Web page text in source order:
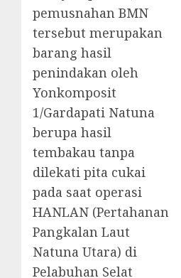
pemusnahan BMN
tersebut merupakan
barang hasil
penindakan oleh
Yonkomposit
1/Gardapati Natuna
berupa hasil
tembakau tanpa
dilekati pita cukai
pada saat operasi
HANLAN (Pertahanan
Pangkalan Laut
Natuna Utara) di
Pelabuhan Selat